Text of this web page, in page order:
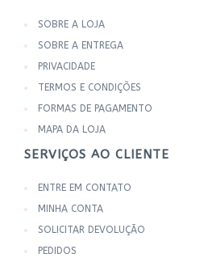
SOBRE A LOJA
SOBRE A ENTREGA
PRIVACIDADE
TERMOS E CONDIÇÕES
FORMAS DE PAGAMENTO
MAPA DA LOJA
SERVIÇOS AO CLIENTE
ENTRE EM CONTATO
MINHA CONTA
SOLICITAR DEVOLUÇÃO
PEDIDOS